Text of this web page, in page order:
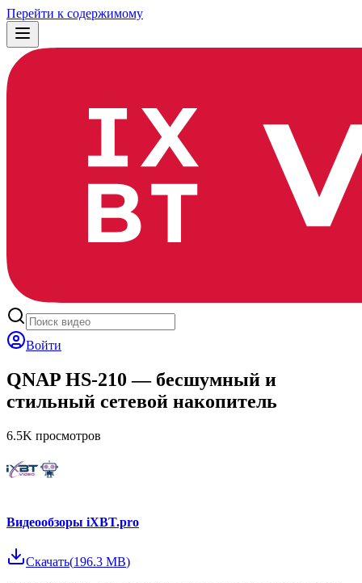
Перейти к содержимому
Войти
QNAP HS-210 — бесшумный и
стильный сетевой накопитель
6.5K просмотров
Видеообзоры iXBT.pro
Скачать(196.3 MB)